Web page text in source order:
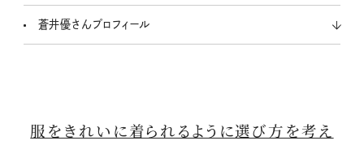
蒼井優さんプロフィール
服をきれいに着られるように選び方を考え